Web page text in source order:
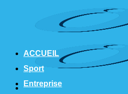
ACCUEIL
Sport
Entreprise